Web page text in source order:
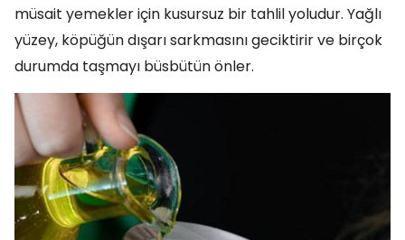
müsait yemekler için kusursuz bir tahlil yoludur. Yağlı
yüzey, köpüğün dışarı sarkmasını geciktirir ve birçok
durumda taşmayı büsbütün önler.